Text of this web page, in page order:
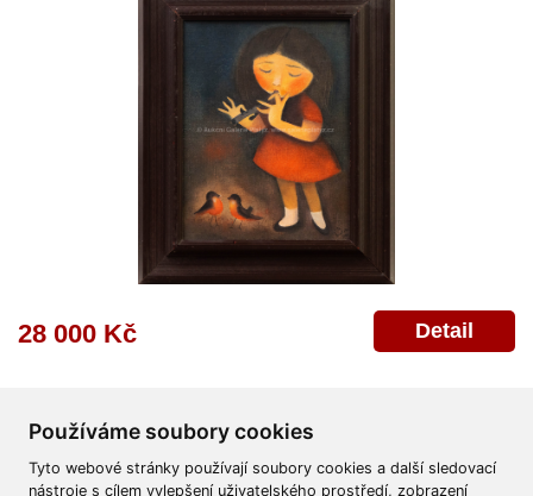
Používáme soubory cookies
Tyto webové stránky používají soubory cookies a další sledovací
nástroje s cílem vylepšení uživatelského prostředí, zobrazení
28 000 Kč Detail